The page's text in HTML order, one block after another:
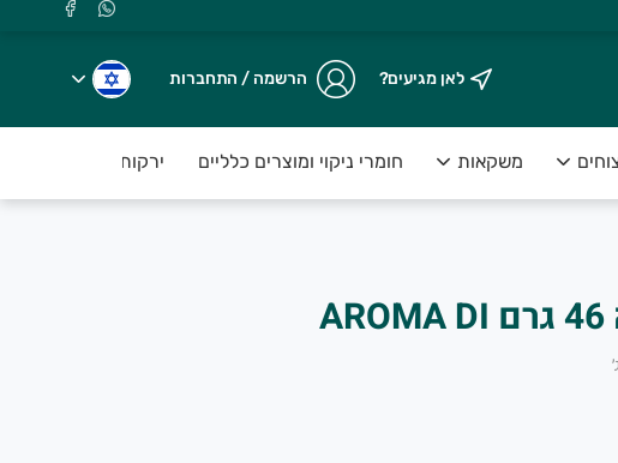
ומקצועי.
לאן מגיעים? הרשמה / התחברות
משקאות חומרי ניקוי ומוצרים כלליים ירקות טריים ארוזים
צ'ילי במטחנה 46 גרם AROMA DI